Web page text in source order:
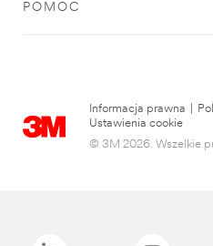
POMOC
Informacja prawna
Ustawienia cookie
© 3M 2026. Wszelkie